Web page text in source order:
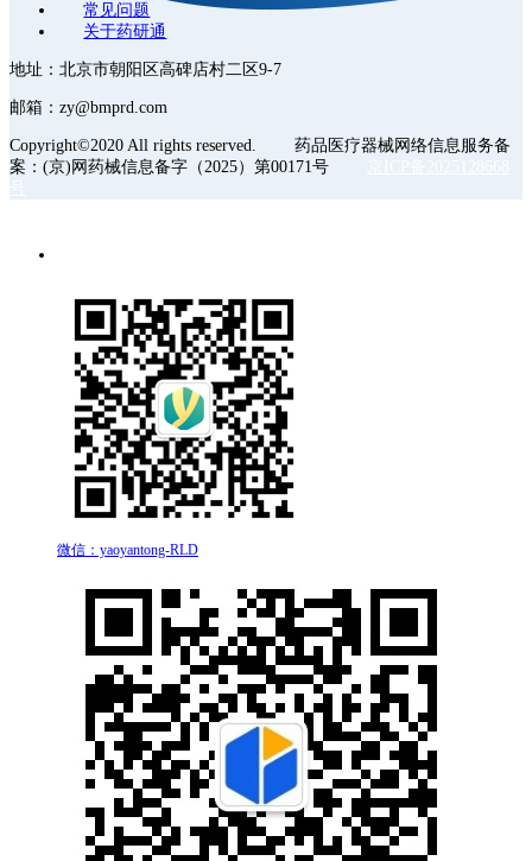
常见问题
关于药研通
地址：北京市朝阳区高碑店村二区9-7
邮箱：zy@bmprd.com
Copyright©2020 All rights reserved. 药品医疗器械网络信息服务备
案：(京)网药械信息备字（2025）第00171号
微信：yaoyantong-RLD